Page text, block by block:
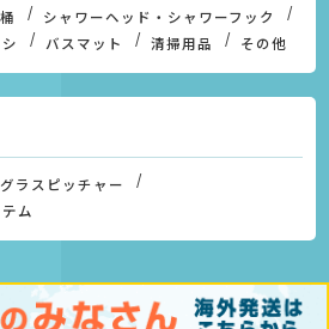
シャワーヘッド・シャワーフック
バスマット 清掃用品 その他
グラスピッチャー
ム